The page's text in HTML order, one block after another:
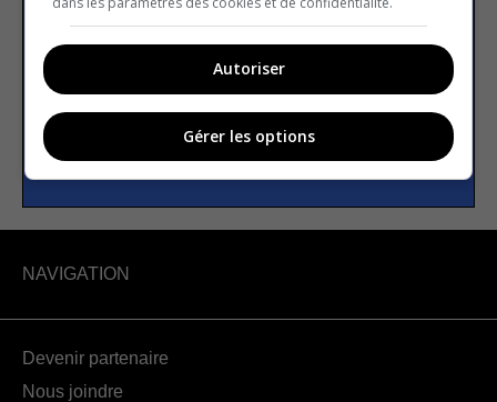
S’INSCRIRE
NAVIGATION
Devenir partenaire
Nous joindre
Autoriser
Gérer les options